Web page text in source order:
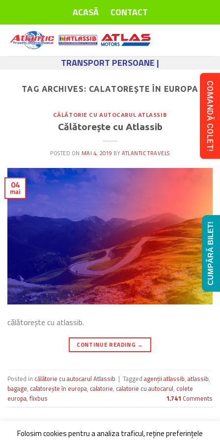
ACASĂ CONTACT
TRANSPORT PERSOANE |
TAG ARCHIVES: CALATOREȘTE ÎN EUROPA
CĂLĂTORIE CU AUTOCARUL ATLASSIB
Călătorește cu Atlassib
POSTED ON MAI 4, 2019 BYATLANTIC TRAVELS
04
mai
călătorește cu atlassib.
CONTINUE READING →
Posted in călătorie cu autocarul Atlassib | Tagged agenții atlassib, atlassib,
bagage, calatorește în europa, calatorie, calatorie cu autocarul, colete
europa, flixbus 1.741 Comments
Folosim cookies pentru a analiza traficul, reţine preferinţele
COMANDĂ COLET!
CUMPĂRĂ BILET!